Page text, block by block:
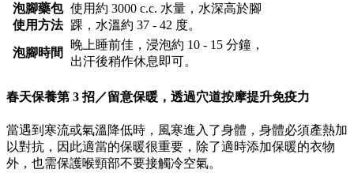
泡腳藥包
使用方法
使用約 3000 c.c. 水量，水深高於腳
踝，水溫約 37 - 42 度。
泡腳時間
晚上睡前佳，浸泡約 10 - 15 分鐘，
出汗後稍作休息即可。
春天保養第 3 招／留意保暖，透過穴道按摩提升免疫力
當遇到寒流或氣溫降低時，風寒進入了身體，身體必須產熱加
以對抗，因此適當的保暖很重要，除了適時添加保暖的衣物
外，也需保護喉頸部不要接觸冷空氣。